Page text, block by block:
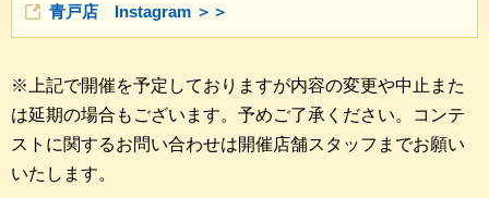
青戸店 Instagram ＞＞
※上記で開催を予定しておりますが内容の変更や中止また
は延期の場合もございます。予めご了承ください。コンテ
ストに関するお問い合わせは開催店舗スタッフまでお願い
いたします。